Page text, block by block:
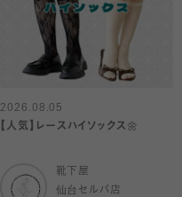
2026.08.05
【人気】レースハイソックス🌼
靴下屋
仙台セルバ店